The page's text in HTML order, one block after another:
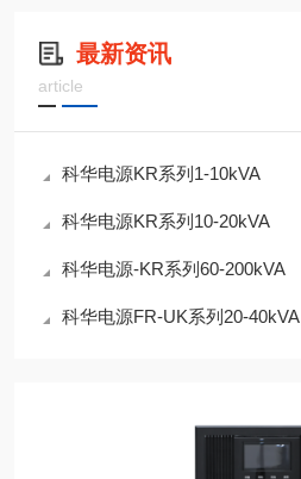
最新资讯
article
科华电源KR系列1-10kVA
科华电源KR系列10-20kVA
科华电源-KR系列60-200kVA
科华电源FR-UK系列20-40kVA